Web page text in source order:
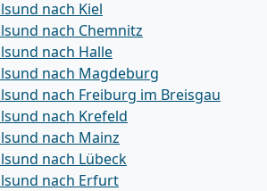
nach Kiel
nach Chemnitz
nach Halle
nach Magdeburg
nach Freiburg im Breisgau
nach Krefeld
nach Mainz
nach Lübeck
nach Erfurt